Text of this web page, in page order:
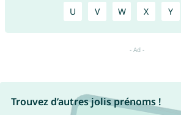
U V W X Y
Trouvez d’autres jolis prénoms !